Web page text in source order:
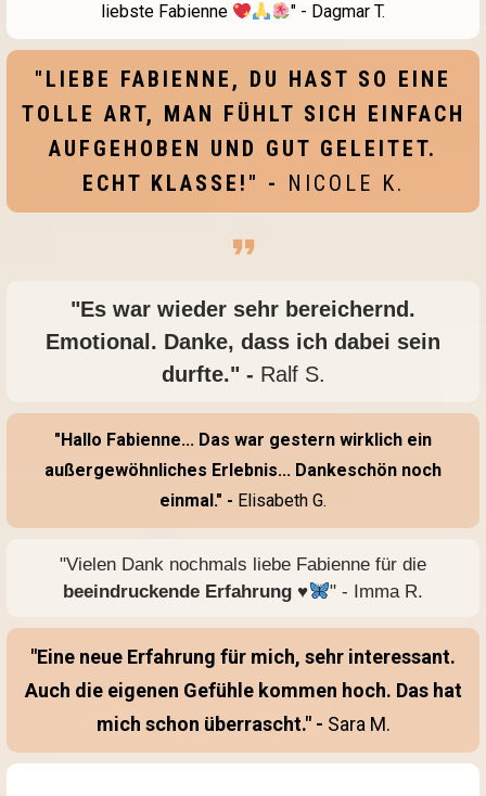
liebste Fabienne
" - Dagmar T.
"LIEBE FABIENNE, DU HAST SO EINE
TOLLE ART, MAN FÜHLT SICH EINFACH
AUFGEHOBEN UND GUT GELEITET.
ECHT KLASSE!" -
NICOLE K.
"Es war wieder sehr bereichernd.
Emotional. Danke, dass ich dabei sein
durfte." - Ralf S.
"Hallo Fabienne... Das war gestern wirklich ein
außergewöhnliches Erlebnis... Dankeschön noch
einmal." - Elisabeth G.
"Vielen Dank nochmals liebe Fabienne für die
beeindruckende Erfahrung ♥️ " - Imma R.
"Eine neue Erfahrung für mich, sehr interessant.
Auch die eigenen Gefühle kommen hoch. Das hat
mich schon überrascht." - Sara M.